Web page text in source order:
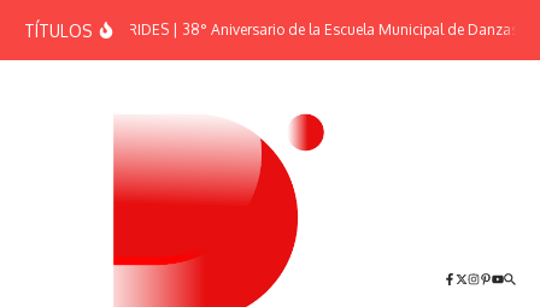
TÍTULOSEFEMÉRIDES | 38° Aniversario de la Escuela Municipal de Danzas “El